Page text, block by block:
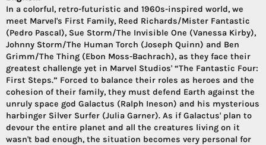
In a colorful, retro-futuristic and 1960s-inspired world, we
meet Marvel's First Family, Reed Richards/Mister Fantastic
(Pedro Pascal), Sue Storm/The Invisible One (Vanessa Kirby),
Johnny Storm/The Human Torch (Joseph Quinn) and Ben
Grimm/The Thing (Ebon Moss-Bachrach), as they face their
greatest challenge yet in Marvel Studios' “The Fantastic Four:
First Steps.” Forced to balance their roles as heroes and the
cohesion of their family, they must defend Earth against the
unruly space god Galactus (Ralph Ineson) and his mysterious
harbinger Silver Surfer (Julia Garner). As if Galactus' plan to
devour the entire planet and all the creatures living on it
wasn't bad enough, the situation becomes very personal for